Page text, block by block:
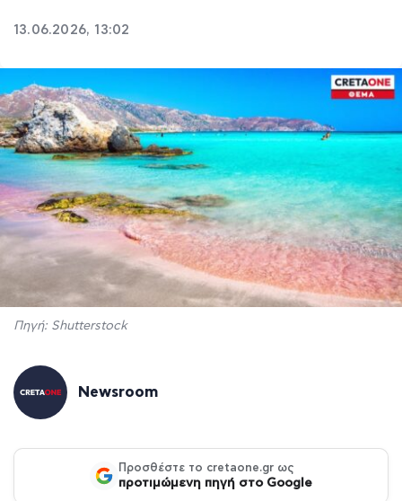
13.06.2026, 13:02
Πηγή: Shutterstock
Newsroom
Προσθέστε το cretaone.gr ως
προτιμώμενη πηγή στο Google